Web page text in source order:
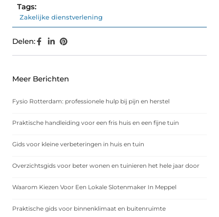
Tags:
Zakelijke dienstverlening
Delen:
Meer Berichten
Fysio Rotterdam: professionele hulp bij pijn en herstel
Praktische handleiding voor een fris huis en een fijne tuin
Gids voor kleine verbeteringen in huis en tuin
Overzichtsgids voor beter wonen en tuinieren het hele jaar door
Waarom Kiezen Voor Een Lokale Slotenmaker In Meppel
Praktische gids voor binnenklimaat en buitenruimte